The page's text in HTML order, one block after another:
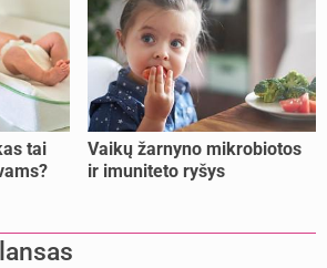
tai
Vaikų žarnyno mikrobiotos
ir imuniteto ryšys